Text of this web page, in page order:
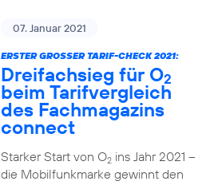
07. Januar 2021
ERSTER GROSSER TARIF-CHECK 2021:
Dreifachsieg für O2
beim Tarifvergleich
des Fachmagazins
connect
Starker Start von O2ins Jahr 2021 –
die Mobilfunkmarke gewinnt den